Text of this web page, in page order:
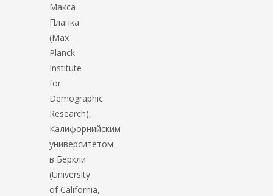
Макса
Планка
(Max
Planck
Institute
for
Demographic
Research),
Калифорнийским
университетом
в Беркли
(University
of California,